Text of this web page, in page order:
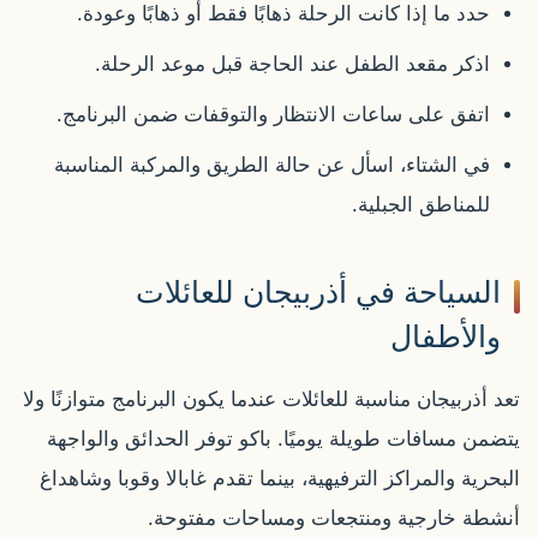
حدد ما إذا كانت الرحلة ذهابًا فقط أو ذهابًا وعودة.
اذكر مقعد الطفل عند الحاجة قبل موعد الرحلة.
اتفق على ساعات الانتظار والتوقفات ضمن البرنامج.
في الشتاء، اسأل عن حالة الطريق والمركبة المناسبة
للمناطق الجبلية.
السياحة في أذربيجان للعائلات
والأطفال
تعد أذربيجان مناسبة للعائلات عندما يكون البرنامج متوازنًا ولا
يتضمن مسافات طويلة يوميًا. باكو توفر الحدائق والواجهة
البحرية والمراكز الترفيهية، بينما تقدم غابالا وقوبا وشاهداغ
أنشطة خارجية ومنتجعات ومساحات مفتوحة.